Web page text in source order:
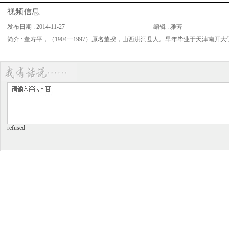
视频信息
发布日期 : 2014-11-27
编辑 : 雅芳
简介 : 董寿平，（1904一1997）原名董揆，山西洪洞县人。早年毕业于天津南开
refused